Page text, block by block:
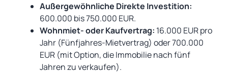
Außergewöhnliche Direkte Investition:
600.000 bis 750.000 EUR.
Wohnmiet- oder Kaufvertrag: 16.000 EUR pro
Jahr (Fünfjahres-Mietvertrag) oder 700.000
EUR (mit Option, die Immobilie nach fünf
Jahren zu verkaufen).